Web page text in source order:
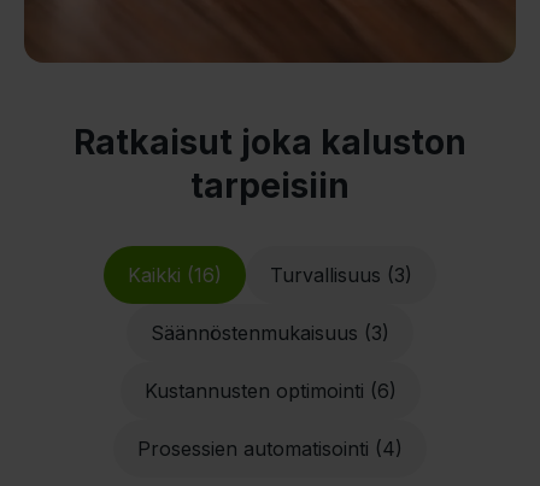
Ratkaisut joka kaluston
tarpeisiin
Kaikki (16) Turvallisuus (3)
Säännöstenmukaisuus (3)
Kustannusten optimointi (6)
Prosessien automatisointi (4)